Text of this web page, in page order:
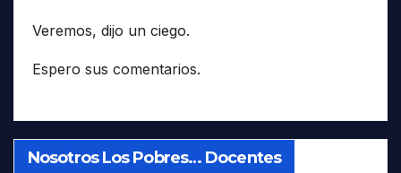
Veremos, dijo un ciego.
Espero sus comentarios.
Nosotros Los Pobres… Docentes